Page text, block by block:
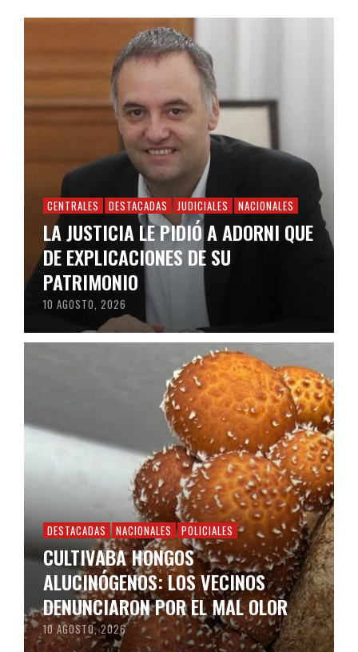
CENTRALES DESTACADAS JUDICIALES NACIONALES
LA JUSTICIA LE PIDIÓ A ADORNI QUE
DE EXPLICACIONES DE SU
PATRIMONIO
10 AGOSTO, 2026
DESTACADAS NACIONALES POLICIALES
CULTIVABA HONGOS
ALUCINÓGENOS: LOS VECINOS
DENUNCIARON POR EL MAL OLOR
10 AGOSTO, 2026